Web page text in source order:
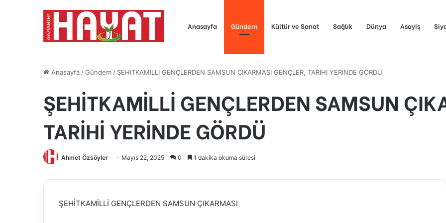
Anasayfa Gündem Kültür ve Sanat Sağlık Dünya Asayiş
Anasayfa /Gündem / ŞEHİTKAMİLLİ GENÇLERDEN SAMSUN ÇIKARMASI GENÇLER, TARİHİ YERİNDE GÖRDÜ
ŞEHİTKAMİLLİ GENÇLERDEN SAMSUN
TARİHİ YERİNDE GÖRDÜ
Ahmet Özsöyler Mayıs 22, 2025 0 1 dakika okuma süresi
ŞEHİTKAMİLLİ GENÇLERDEN SAMSUN ÇIKARMASI